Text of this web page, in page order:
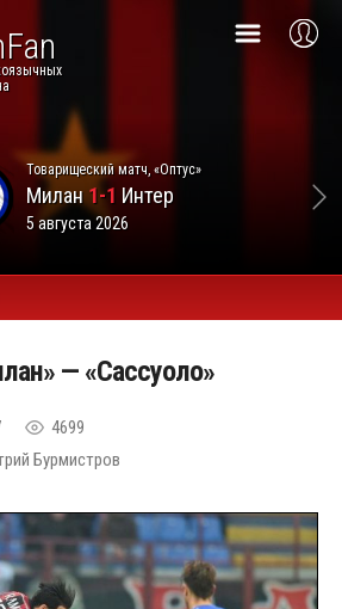
Товарищеский матч, «Оптус»
Милан1-1 Интер
5 августа 2026
— «Сассуоло»
4699
Бурмистров